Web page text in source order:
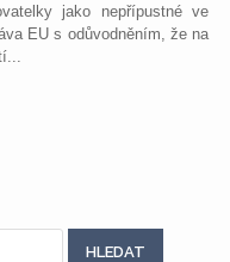
jako nepřípustné ve
EU s odůvodněním, že na